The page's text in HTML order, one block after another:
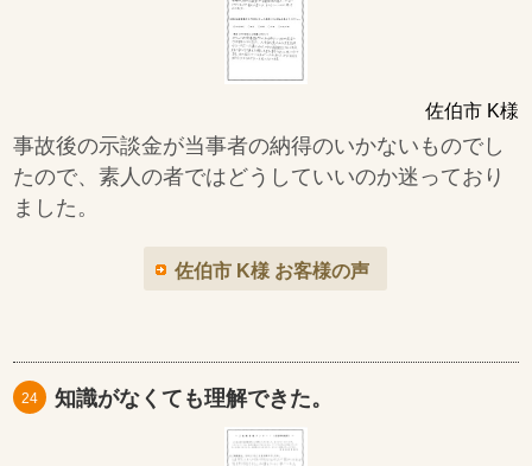
佐伯市 K様
事故後の示談金が当事者の納得のいかないものでし
たので、素人の者ではどうしていいのか迷っており
ました。
佐伯市 K様 お客様の声
知識がなくても理解できた。
24